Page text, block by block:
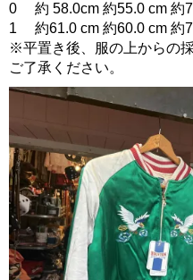
0 約 58.0cm 約55.0 cm 約
1 約61.0 cm 約60.0 cm 約
※平置き後、服の上からの
ご了承ください。